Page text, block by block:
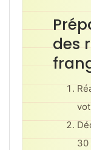
des
30